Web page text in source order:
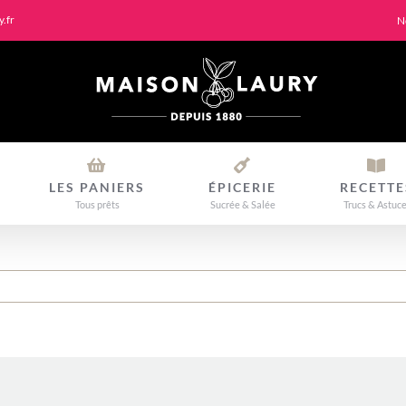
LES PANIERS
Tous prêts
ÉPICERIE
Sucrée & Salée Trucs &